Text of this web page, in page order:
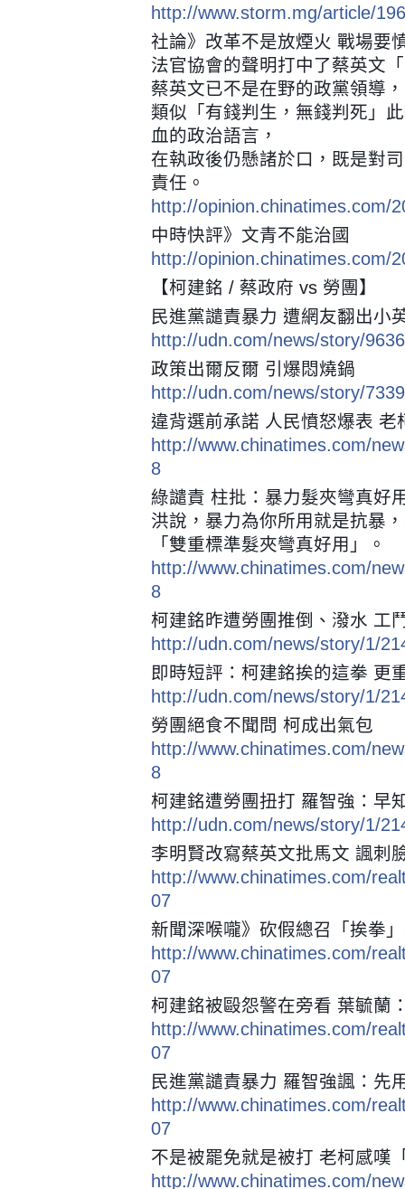
http://www.storm.mg/article/
社論》改革不是放煙火 戰場要
法官協會的聲明打中了蔡英文
蔡英文已不是在野的政黨領導
類似「有錢判生，無錢判死」
血的政治語言，
在執政後仍懸諸於口，既是對
責任。
http://opinion.chinatimes.com/
中時快評》文青不能治國
http://opinion.chinatimes.com/
【柯建銘 / 蔡政府 vs 勞團】
民進黨譴責暴力 遭網友翻出小
http://udn.com/news/story/
政策出爾反爾 引爆悶燒鍋
http://udn.com/news/story/
違背選前承諾 人民憤怒爆表 老
http://www.chinatimes.com/
8
綠譴責 柱批：暴力髮夾彎真好
洪說，暴力為你所用就是抗暴
「雙重標準髮夾彎真好用」。
http://www.chinatimes.com/
8
柯建銘昨遭勞團推倒、潑水 工
http://udn.com/news/story/1/
即時短評：柯建銘挨的這拳 更
http://udn.com/news/story/1/
勞團絕食不聞問 柯成出氣包
http://www.chinatimes.com/
8
柯建銘遭勞團扭打 羅智強：早
http://udn.com/news/story/1/
李明賢改寫蔡英文批馬文 諷刺
http://www.chinatimes.com/
07
新聞深喉嚨》砍假總召「挨拳
http://www.chinatimes.com/
07
柯建銘被毆怨警在旁看 葉毓蘭
http://www.chinatimes.com/
07
民進黨譴責暴力 羅智強諷：先
http://www.chinatimes.com/
07
不是被罷免就是被打 老柯感嘆
http://www.chinatimes.com/